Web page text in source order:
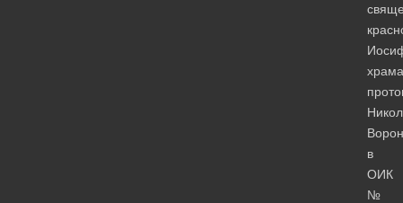
храма
в
ОИК
№